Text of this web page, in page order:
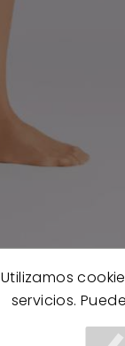
Utilizamos
servicios.